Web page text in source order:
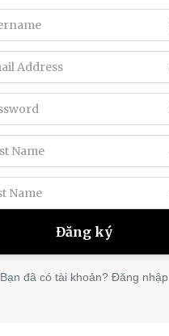
Bạn đã có tài khoản? Đăng nhập